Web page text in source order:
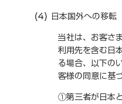
(4) 日本国外への移転
当社は、お客さ
利用先を含む日
る場合、以下の
客様の同意に基
①第三者が日本